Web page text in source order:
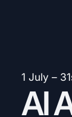
1 July –
AI